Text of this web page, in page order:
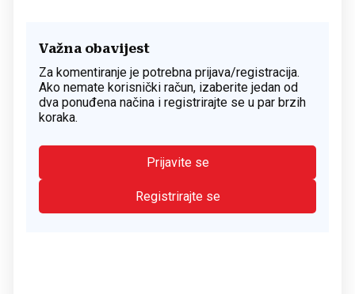
Važna obavijest
Za komentiranje je potrebna prijava/registracija.
Ako nemate korisnički račun, izaberite jedan od
dva ponuđena načina i registrirajte se u par brzih
koraka.
Prijavite se
Registrirajte se